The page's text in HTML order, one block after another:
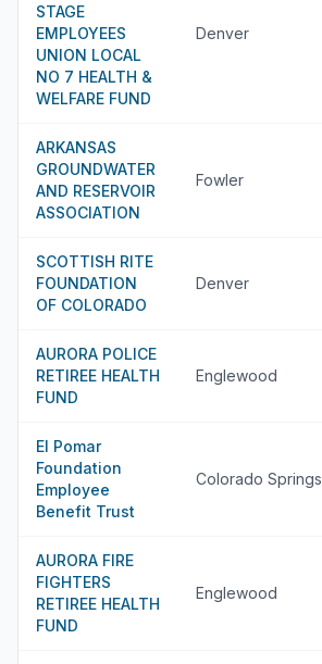
STAGE
EMPLOYEES
UNION LOCAL
NO 7 HEALTH &
WELFARE FUND
Denver
ARKANSAS
GROUNDWATER
AND RESERVOIR
ASSOCIATION
Fowler
SCOTTISH RITE
FOUNDATION
OF COLORADO
Denver
AURORA POLICE
RETIREE HEALTH
FUND
Englewood
El Pomar
Foundation
Employee
Benefit Trust
Colorado Springs
AURORA FIRE
FIGHTERS
RETIREE HEALTH
FUND
Englewood